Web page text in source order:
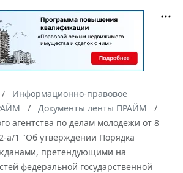
Информационно-правовое
Документы ленты ПРАЙМ
агентства по делам молодежи от 8
а/1 "Об утверждении Порядка
претендующими на
федеральной государственной